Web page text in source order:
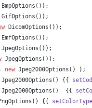
BmpOptions ());
GifOptions ());
DicomOptions ());
EmfOptions ());
JpegOptions ());
JpegOptions ());
new Jpeg2000Options () );
Jpeg2000Options () {{
Jpeg2000Options ()  {{
() {{ setColorType